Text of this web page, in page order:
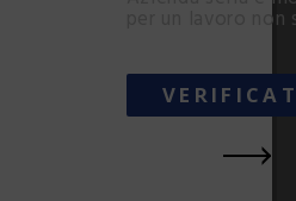
per un lavoro